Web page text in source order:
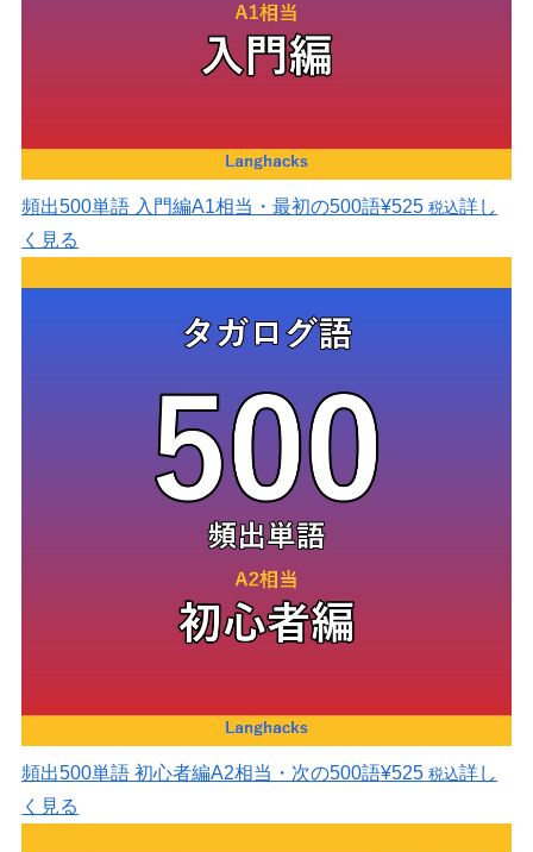
頻出500単語 入門編A1相当・最初の500語¥525 税込詳し
く見る
頻出500単語 初心者編A2相当・次の500語¥525 税込詳し
く見る